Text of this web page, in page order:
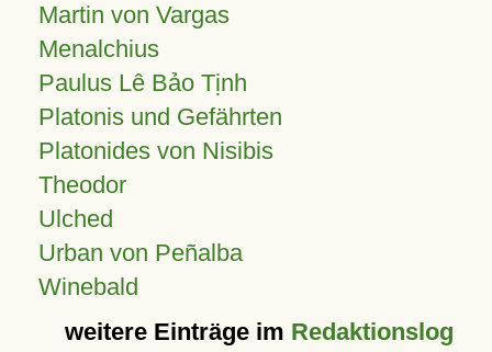
Martin von Vargas
Menalchius
Paulus Lê Bảo Tịnh
Platonis und Gefährten
Platonides von Nisibis
Theodor
Ulched
Urban von Peñalba
Winebald
weitere Einträge im Redaktionslog